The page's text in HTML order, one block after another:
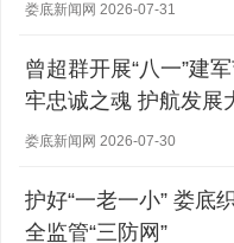
娄底新闻网 2026-07-31
曾超群开展“八一”建
牢忠诚之魂 护航发展
娄底新闻网 2026-07-30
护好“一老一小” 娄底
全监管“三防网”